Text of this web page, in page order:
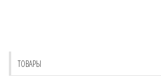
ТОВАРЫ